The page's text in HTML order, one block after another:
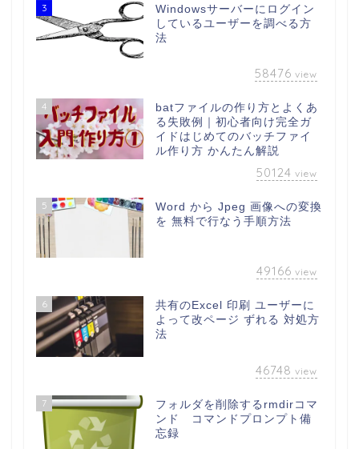
3
Windowsサーバーにログイン
しているユーザーを調べる方
法
58476 view
4
batファイルの作り方とよくあ
る失敗例｜初心者向け完全ガ
イドはじめてのバッチファイ
ル作り方 かんたん解説
50124 view
5
Word から Jpeg 画像への変換
を 無料で行なう手順方法
49166 view
6
共有のExcel 印刷 ユーザーに
よって改ページ ずれる 対処方
法
46748 view
7
フォルダを削除するrmdirコマ
ンド コマンドプロンプト備
忘録